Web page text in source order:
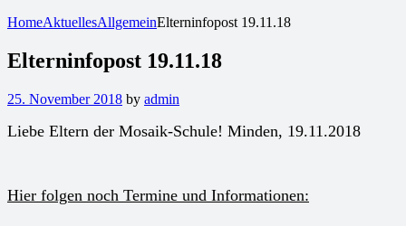
HomeAktuellesAllgemeinElterninfopost 19.11.18
Elterninfopost 19.11.18
25. November 2018 by admin
Liebe Eltern der Mosaik-Schule! Minden, 19.11.2018
Hier folgen noch Termine und Informationen: